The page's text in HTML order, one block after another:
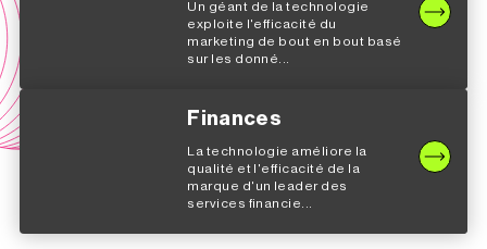
Un géant de la technologie
exploite l'efficacité du
marketing de bout en bout basé
sur les donné...
Finances
La technologie améliore la
qualité et l'efficacité de la
marque d'un leader des
services financie...